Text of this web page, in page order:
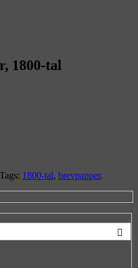
1800-tal
Tags: 1800-tal, brevpapper.